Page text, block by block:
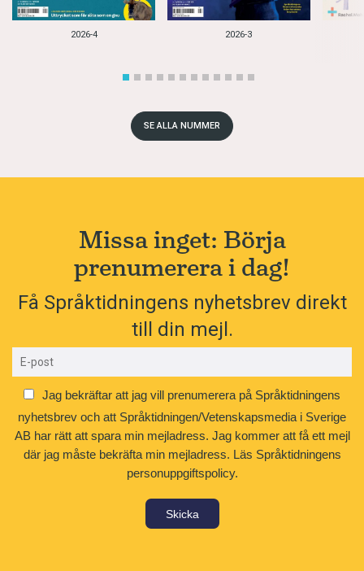
2026-4 2026-3
SE ALLA NUMMER
Missa inget: Börja
prenumerera i dag!
Få Språktidningens nyhetsbrev direkt
till din mejl.
Jag bekräftar att jag vill prenumerera på Språktidningens
nyhetsbrev och att Språktidningen/Vetenskapsmedia i Sverige
AB har rätt att spara min mejladress. Jag kommer att få ett mejl
där jag måste bekräfta min mejladress. Läs Språktidningens
personuppgiftspolicy.
Skicka